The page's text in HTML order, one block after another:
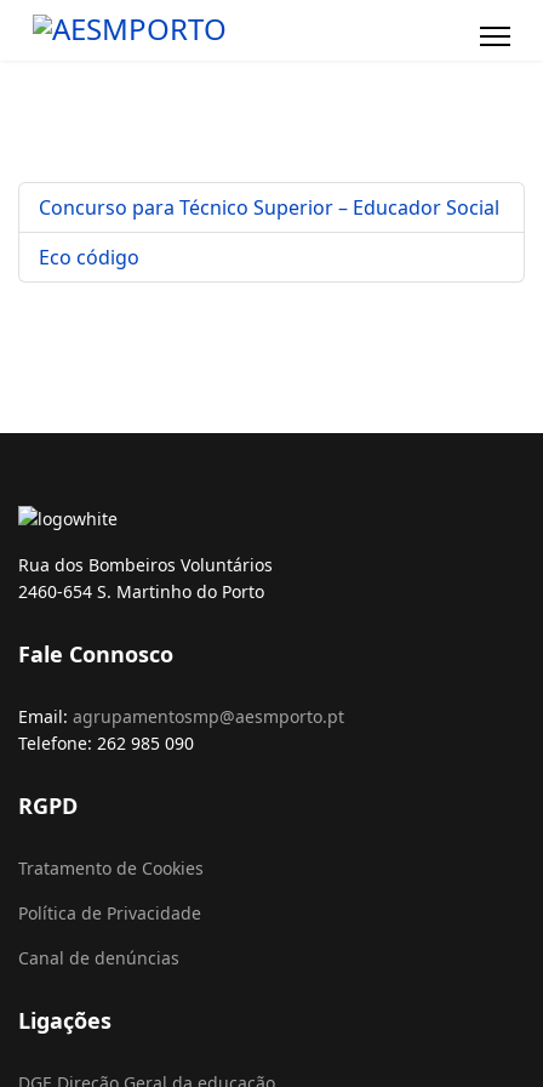
Concurso para Técnico Superior – Educador Social
Eco código
Rua dos Bombeiros Voluntários
2460-654 S. Martinho do Porto
Fale Connosco
Email: agrupamentosmp@aesmporto.pt
Telefone: 262 985 090
RGPD
Tratamento de Cookies
Política de Privacidade
Canal de denúncias
Ligações